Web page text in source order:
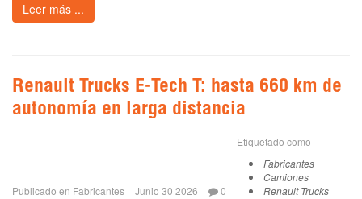
Leer más ...
Renault Trucks E-Tech T: hasta 660 km de
autonomía en larga distancia
Publicado en Fabricantes Junio 30 2026 0
Etiquetado como
Fabricantes
Camiones
Renault Trucks